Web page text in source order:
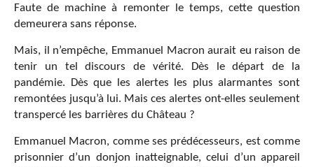
Faute de machine à remonter le temps, cette question
demeurera sans réponse.
Mais, il n’empêche, Emmanuel Macron aurait eu raison de
tenir un tel discours de vérité. Dès le départ de la
pandémie. Dès que les alertes les plus alarmantes sont
remontées jusqu’à lui. Mais ces alertes ont-elles seulement
transpercé les barrières du Château ?
Emmanuel Macron, comme ses prédécesseurs, est comme
prisonnier d’un donjon inatteignable, celui d’un appareil